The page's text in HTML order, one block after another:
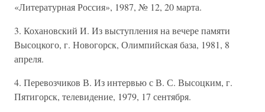
«Литературная Россия», 1987, № 12, 20 марта.
3. Кохановский И. Из выступления на вечере памяти
Высоцкого, г. Новогорск, Олимпийская база, 1981, 8
апреля.
4. Перевозчиков В. Из интервью с В. С. Высоцким, г.
Пятигорск, телевидение, 1979, 17 сентября.